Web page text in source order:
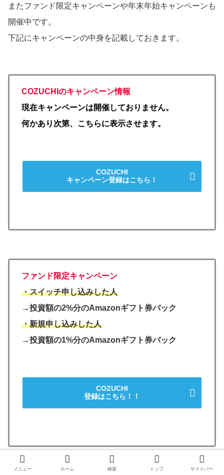
またファンド限定キャンペーンや年末年始キャンペーンも
開催中です。
下記にキャンペーンの中身を記載しておきます。
COZUCHIのキャンペーン情報
現在キャンペーンは開催しておりません。
何かあり次第、こちらに表示させます。
COZUCHI
キャンペーン登録はこちら！
ファンド限定キャンペーン
・スイッチ申し込みした人
→投資額の2%分のAmazonギフト券バック
・新規申し込みした人
→投資額の1%分のAmazonギフト券バック
COZUCHI
登録はこちら！！
メニュー ホーム 検索 トップ サイドバー